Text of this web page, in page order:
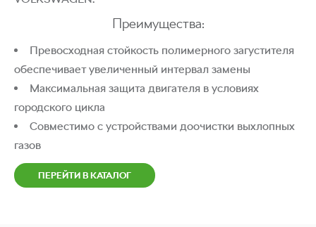
Преимущества:
Превосходная стойкость полимерного загустителя
обеспечивает увеличенный интервал замены
Максимальная защита двигателя в условиях
городского цикла
Совместимо с устройствами доочистки выхлопных
газов
ПЕРЕЙТИ В КАТАЛОГ